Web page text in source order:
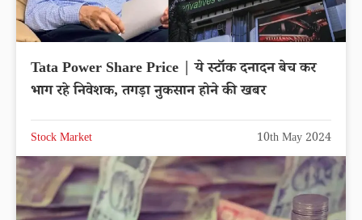
Tata Power Share Price | ये स्टॉक दनादन बेच कर
भाग रहे निवेशक, तगड़ा नुकसान होने की खबर
Stock Market 10th May 2024